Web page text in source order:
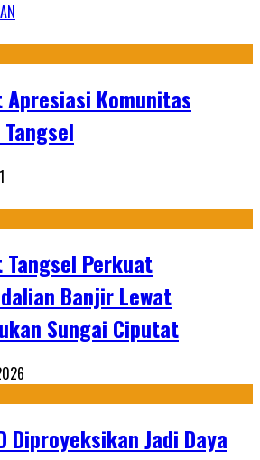
Apresiasi Komunitas
Tangsel Perkuat
Banjir Lewat
Sungai Ciputat
Diproyeksikan Jadi Daya